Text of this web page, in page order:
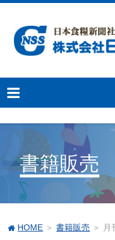
書籍販売
HOME ＞書籍販売 ＞